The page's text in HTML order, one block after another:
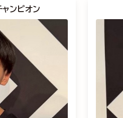
ンピオン